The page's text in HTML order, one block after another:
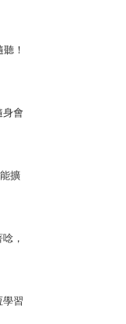
！
身會
擴
，
學習